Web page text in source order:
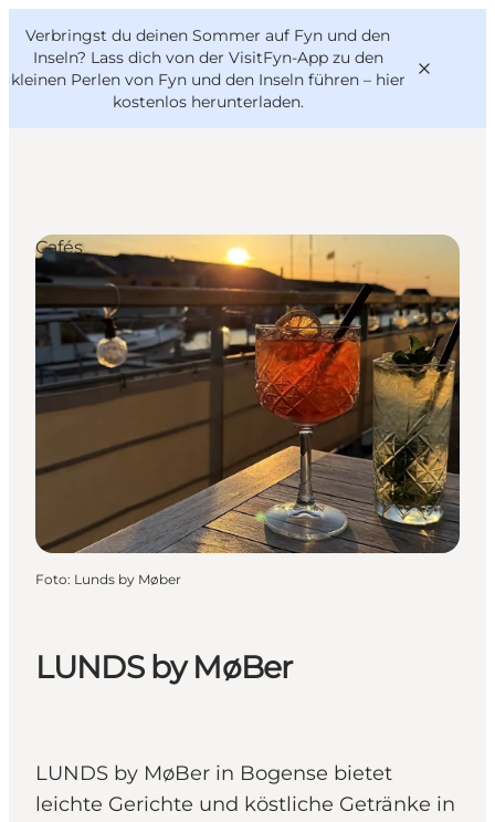
Verbringst du deinen Sommer auf Fyn und den
Inseln? Lass dich von der VisitFyn-App zu den
kleinen Perlen von Fyn und den Inseln führen – hier
kostenlos herunterladen.
Reise Ideen
Outdoor & bike
Essen & trinken
Übernachtung
VisitFyn
Deutsch
LUNDS by MøBer
LUNDS by MøBer in Bogense bietet
leichte Gerichte und köstliche Getränke in
Cafés
Foto: Lunds by Møber